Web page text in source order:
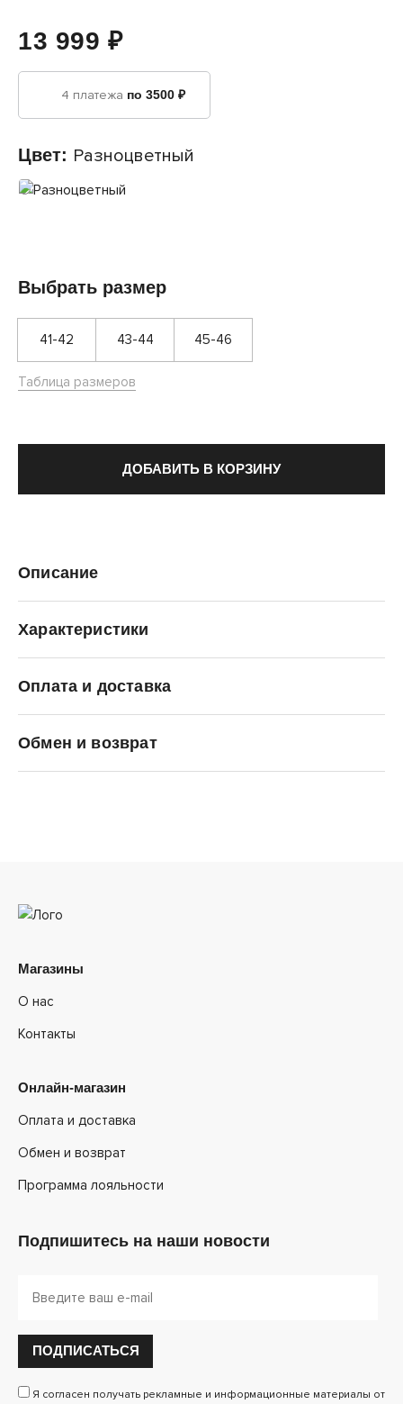
13 999 ₽
4 платежа по 3500 ₽
Цвет: Разноцветный
Выбрать размер
41-42 43-44 45-46
Таблица размеров
ДОБАВИТЬ В КОРЗИНУ
Описание
Характеристики
Оплата и доставка
Обмен и возврат
Магазины
О нас
Контакты
Онлайн-магазин
Оплата и доставка
Обмен и возврат
Программа лояльности
Подпишитесь на наши новости
ПОДПИСАТЬСЯ
Я согласен получать рекламные и информационные материалы от